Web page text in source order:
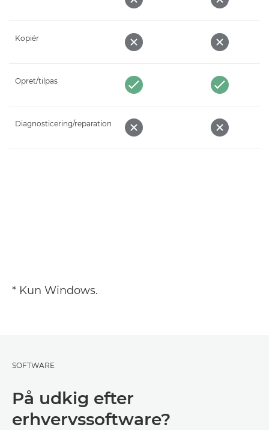
Kopiér
Opret/tilpas
Diagnosticering/reparation
* Kun Windows.
SOFTWARE
På udkig efter
erhvervssoftware?